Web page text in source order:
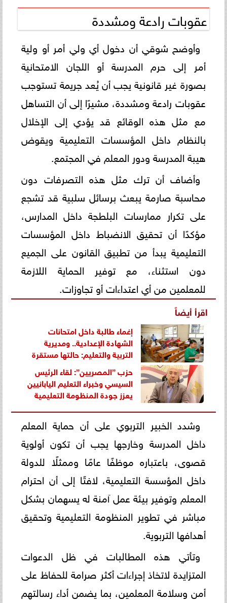
عقوبات رادعة ومشددة
وأوضح شوقي أن دخول أي ولي أمر أو ولية
أمر إلى حرم المدرسة أو اللجان الامتحانية
بصورة غير قانونية يجب أن يُعد جريمة تستوجب
عقوبات رادعة ومشددة، مشيرًا إلى أن التساهل
مع مثل هذه الوقائع قد يؤدي إلى الإخلال
بالنظام داخل المؤسسات التعليمية ويقوض
هيبة المدرسة ودور المعلم في المجتمع.
وأضاف أن ترك مثل هذه التصرفات دون
محاسبة صارمة يبعث برسائل سلبية قد تشجع
على تكرار ممارسات البلطجة داخل المدارس،
مؤكدًا أن تحقيق الانضباط داخل المؤسسات
التعليمية يبدأ من تطبيق القانون على الجميع
دون استثناء، مع توفير الحماية اللازمة
للمعلمين من أي اعتداءات أو تجاوزات.
اقرأ أيضاً
إغماء طالبة داخل امتحانات
الشهادة الإعدادية.. ومديرية
التربية والتعليم: حالتها مستقرة
حزب ”المصريين”: لقاء الرئيس
السيسي وخبراء التعليم اليابانيين
يعزز جودة المنظومة التعليمية
وشدد الخبير التربوي على أن حماية المعلم
داخل المدرسة وخارجها يجب أن تكون أولوية
قصوى، باعتباره موظفًا عامًا وممثلًا للدولة
داخل المؤسسة التعليمية، لافتًا إلى أن احترام
المعلم وتوفير بيئة عمل آمنة له يسهمان بشكل
مباشر في تطوير المنظومة التعليمية وتحقيق
أهدافها التربوية.
وتأتي هذه المطالبات في ظل الدعوات
المتزايدة لاتخاذ إجراءات أكثر صرامة للحفاظ على
أمن وسلامة المعلمين، بما يضمن أداء رسالتهم